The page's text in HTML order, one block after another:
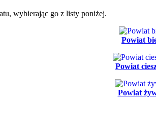
wybierając go z listy poniżej.
Powiat
Powiat
Powiat